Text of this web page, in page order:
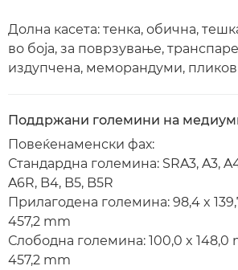
Долна касета: тенка, обична,
во боја, за поврзување,
издупчена, меморандуми,
Поддржани големини на
Повеќенаменски фах:
Стандардна големина: SRA3, A3,
A6R, B4, B5, B5R
Прилагодена големина: 98,4 x
457,2 mm
Слободна големина: 100,0 x 148,0
457,2 mm